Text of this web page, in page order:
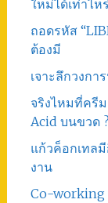
ใหม่ได้เท่าไห
ถอดรหัส
ต้องมี
เจาะลึกวงกา
จริงไหมที่ครี
Acid บนขวด ?
แก้วค็อกเทล
งาน
Co-working